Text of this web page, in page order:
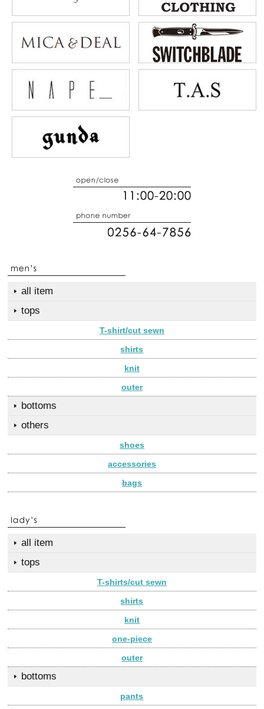
all item
tops
T-shirt/cut sewn
shirts
knit
outer
bottoms
others
shoes
accessories
bags
all item
tops
T-shirts/cut sewn
shirts
knit
one-piece
outer
bottoms
pants